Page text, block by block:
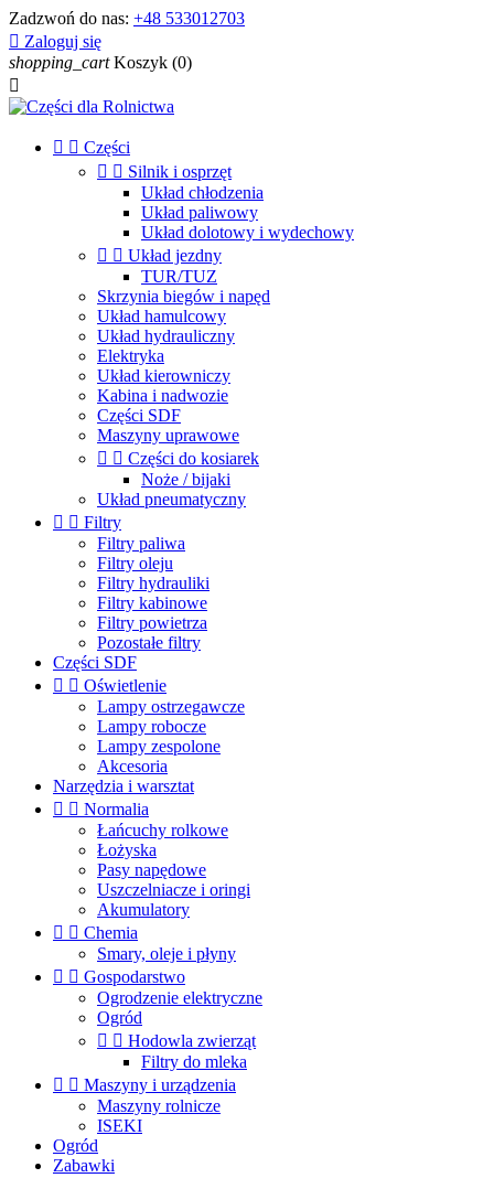
Zadzwoń do nas: +48 533012703
 Zaloguj się
shopping_cart Koszyk (0)

  Części
  Silnik i osprzęt
Układ chłodzenia
Układ paliwowy
Układ dolotowy i wydechowy
  Układ jezdny
TUR/TUZ
Skrzynia biegów i napęd
Układ hamulcowy
Układ hydrauliczny
Elektryka
Układ kierowniczy
Kabina i nadwozie
Części SDF
Maszyny uprawowe
  Części do kosiarek
Noże / bijaki
Układ pneumatyczny
  Filtry
Filtry paliwa
Filtry oleju
Filtry hydrauliki
Filtry kabinowe
Filtry powietrza
Pozostałe filtry
Części SDF
  Oświetlenie
Lampy ostrzegawcze
Lampy robocze
Lampy zespolone
Akcesoria
Narzędzia i warsztat
  Normalia
Łańcuchy rolkowe
Łożyska
Pasy napędowe
Uszczelniacze i oringi
Akumulatory
  Chemia
Smary, oleje i płyny
  Gospodarstwo
Ogrodzenie elektryczne
Ogród
  Hodowla zwierząt
Filtry do mleka
  Maszyny i urządzenia
Maszyny rolnicze
ISEKI
Ogród
Zabawki